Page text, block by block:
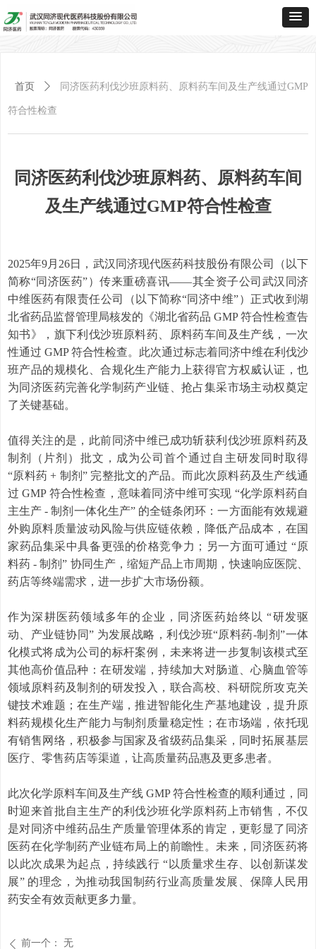
同济医药利伐沙班原料药、原料药车间
及生产线通过GMP符合性检查
2025年9月26日，武汉同济现代医药科技股份有限公司（以下
简称“同济医药”）传来重磅喜讯——其全资子公司武汉同济
中维医药有限责任公司（以下简称“同济中维”）正式收到湖
北省药品监督管理局核发的《湖北省药品 GMP 符合性检查告
知书》，旗下利伐沙班原料药、原料药车间及生产线，一次
性通过 GMP 符合性检查。此次通过标志着同济中维在利伐沙
班产品的规模化、合规化生产能力上获得官方权威认证，也
为同济医药完善化学制药产业链、抢占集采市场主动权奠定
了关键基础。
值得关注的是，此前同济中维已成功斩获利伐沙班原料药及
制剂（片剂）批文，成为公司首个通过自主研发同时取得
“原料药 + 制剂” 完整批文的产品。而此次原料药及生产线通
过 GMP 符合性检查，意味着同济中维可实现 “化学原料药自
主生产 - 制剂一体化生产” 的全链条闭环：一方面能有效规避
外购原料质量波动风险与供应链依赖，降低产品成本，在国
家药品集采中具备更强的价格竞争力；另一方面可通过 “原
料药 - 制剂” 协同生产，缩短产品上市周期，快速响应医院、
药店等终端需求，进一步扩大市场份额。
作为深耕医药领域多年的企业，同济医药始终以 “研发驱
动、产业链协同” 为发展战略，利伐沙班“原料药-制剂”一体
化模式将成为公司的标杆案例，未来将进一步复制该模式至
其他高价值品种：在研发端，持续加大对肠道、心脑血管等
领域原料药及制剂的研发投入，联合高校、科研院所攻克关
键技术难题；在生产端，推进智能化生产基地建设，提升原
料药规模化生产能力与制剂质量稳定性；在市场端，依托现
有销售网络，积极参与国家及省级药品集采，同时拓展基层
医疗、零售药店等渠道，让高质量药品惠及更多患者。​
此次化学原料车间及生产线 GMP 符合性检查的顺利通过，同
时迎来首批自主生产的利伐沙班化学原料药上市销售，不仅
是对同济中维药品生产质量管理体系的肯定，更彰显了同济
医药在化学制药产业链布局上的前瞻性。未来，同济医药将
以此次成果为起点，持续践行 “以质量求生存、以创新谋发
展” 的理念，为推动我国制药行业高质量发展、保障人民用
药安全有效贡献更多力量。
首页 ꄲ 同济医药利伐沙班原料药、原料药车间及生产线通过GMP
符合性检查
ꄴ 前一个： 无